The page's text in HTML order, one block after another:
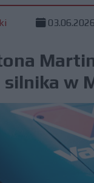
03.06.2026
silnika w